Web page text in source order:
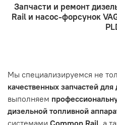
- Оформление заказа
Проверьте правильность
курьерская служба.
- Отправка по России и СНГ
ремонтом,
находится в хорошем
знакомы с основными
неисправности, вызванные
обслуживания или
возникнут проблемы с
мы обязательно разберемся
Запчасти и ремонт
Rail и насос-форсунок
Мы специализируемся не
качественных запчастей
выполняем
дизельной топливной
системами Common Rail, а